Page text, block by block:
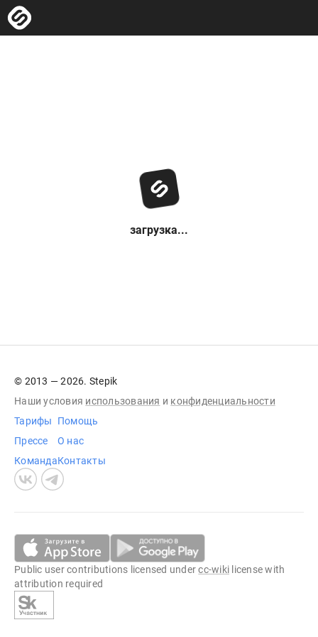
загрузка...
© 2013 — 2026. Stepik
Наши условия использования и конфиденциальности
Тарифы
Прессе
Команда
Помощь
О нас
Контакты
Public user contributions licensed undercc-wiki license with
attribution required